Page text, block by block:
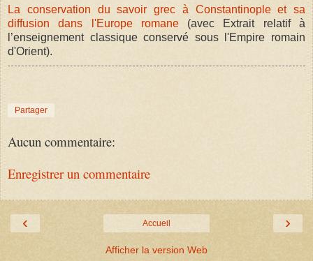
La conservation du savoir grec à Constantinople et sa
diffusion dans l'Europe romane (avec Extrait relatif à
l’enseignement classique conservé sous l'Empire romain
d'Orient).
Partager
Aucun commentaire:
Enregistrer un commentaire
‹ ›
Accueil
Afficher la version Web